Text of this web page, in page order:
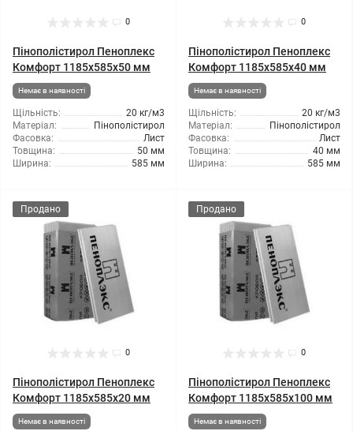
0
Пінополістирол Пеноплекс
Комфорт 1185x585x50 мм
Немає в наявності
Щільність:
20 кг/м3
Матеріал:
Пінополістирол
Фасовка:
Лист
Товщина:
50 мм
Ширина:
585 мм
0
Пінополістирол Пеноплекс
Комфорт 1185x585x40 мм
Немає в наявності
Щільність:
20 кг/м3
Матеріал:
Пінополістирол
Фасовка:
Лист
Товщина:
40 мм
Ширина:
585 мм
Продано
0
Пінополістирол Пеноплекс
Комфорт 1185x585x20 мм
Немає в наявності
Продано
0
Пінополістирол Пеноплекс
Комфорт 1185x585x100 мм
Немає в наявності